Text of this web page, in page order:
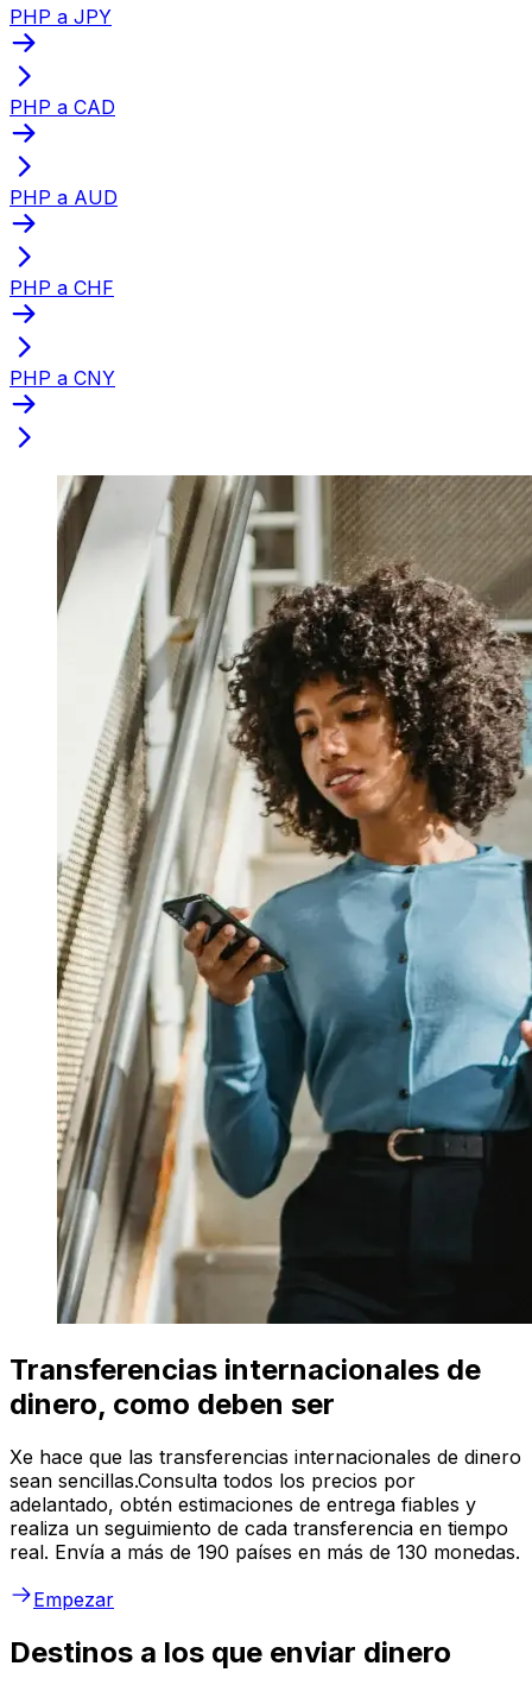
PHP a JPY
PHP a CAD
PHP a AUD
PHP a CHF
PHP a CNY
Transferencias internacionales de
dinero, como deben ser
Xe hace que las transferencias internacionales de dinero
sean sencillas.Consulta todos los precios por
adelantado, obtén estimaciones de entrega fiables y
realiza un seguimiento de cada transferencia en tiempo
real. Envía a más de 190 países en más de 130 monedas.
Empezar
Destinos a los que enviar dinero